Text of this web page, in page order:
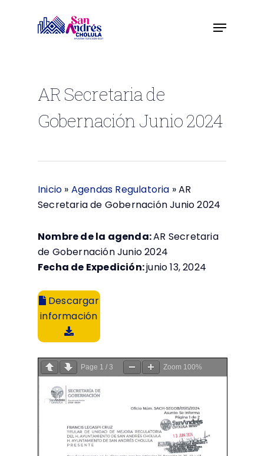
AR Secretaria de
Gobernación Junio 2024
Inicio » Agendas Regulatoria »AR
Secretaria de Gobernación Junio 2024
Nombre de la agenda:AR Secretaria
de Gobernación Junio 2024
Fecha de Expedición:junio 13, 2024
Descargar
información
Page 1 / 3 Zoom 100%